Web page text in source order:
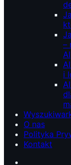
–
AI
i
O nas
Polityka
Kontakt